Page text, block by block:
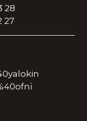
28
27